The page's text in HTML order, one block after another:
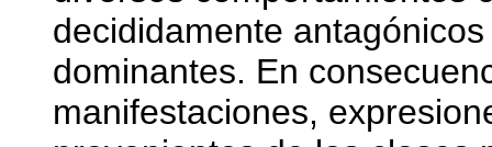
decididamente
dominantes. En
manifestaciones,